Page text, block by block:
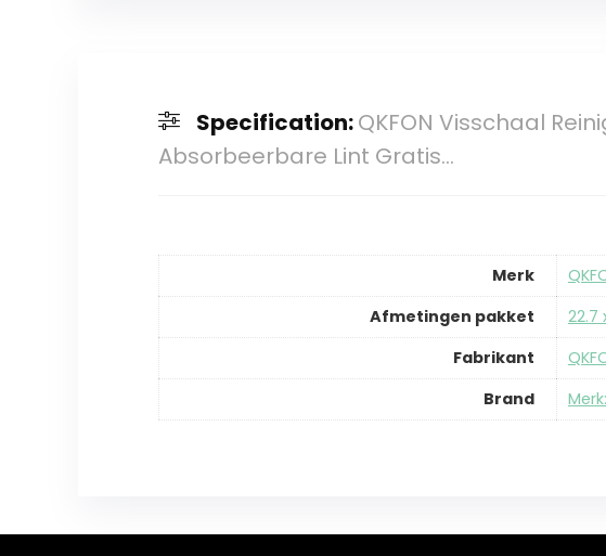
Specification:QKFON Visschaal
Absorbeerbare Lint Gratis…
Merk
Afmetingen pakket
‎22.7
Fabrikant
Brand